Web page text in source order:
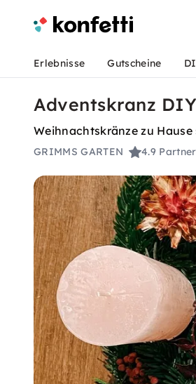
Erlebnisse Gutscheine
Adventskranz
Weihnachtskränze zu Hause
GRIMMS GARTEN 4.9